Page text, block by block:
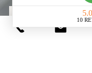
Les Réels